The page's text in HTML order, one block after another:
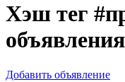
Хэш тег
Добавить объявление